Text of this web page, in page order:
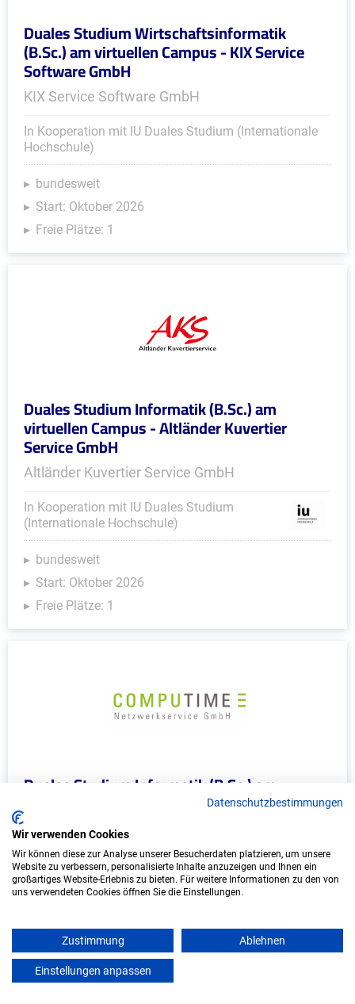
Duales Studium Wirtschaftsinformatik
(B.Sc.) am virtuellen Campus - KIX Service
Software GmbH
KIX Service Software GmbH
In Kooperation mit IU Duales Studium (Internationale
Hochschule)
bundesweit
Start: Oktober 2026
Freie Plätze: 1
Duales Studium Informatik (B.Sc.) am
virtuellen Campus - Altländer Kuvertier
Service GmbH
Altländer Kuvertier Service GmbH
In Kooperation mit IU Duales Studium
(Internationale Hochschule)
bundesweit
Start: Oktober 2026
Freie Plätze: 1
Duales Studium Informatik (B.Sc.) am
virtuellen Campus - COMPUTIME
Netzwerkservice GmbH
COMPUTIME Netzwerkservice GmbH
In Kooperation mit IU Duales Studium
(Internationale Hochschule)
bundesweit
Start: Oktober 2026
Freie Plätze: 1
Datenschutzbestimmungen
Wir verwenden Cookies
Wir können diese zur Analyse unserer Besucherdaten platzieren, um unsere
Website zu verbessern, personalisierte Inhalte anzuzeigen und Ihnen ein
großartiges Website-Erlebnis zu bieten. Für weitere Informationen zu den von
uns verwendeten Cookies öffnen Sie die Einstellungen.
Zustimmung Ablehnen
Einstellungen anpassen